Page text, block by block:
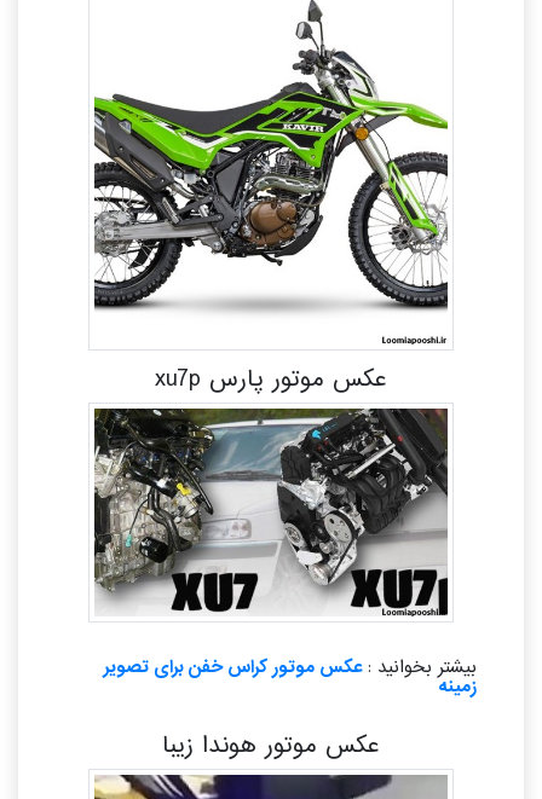
عکس موتور پارس xu7p
بیشتر بخوانید :عکس موتور کراس خفن برای تصویر
زمینه
عکس موتور هوندا زیبا